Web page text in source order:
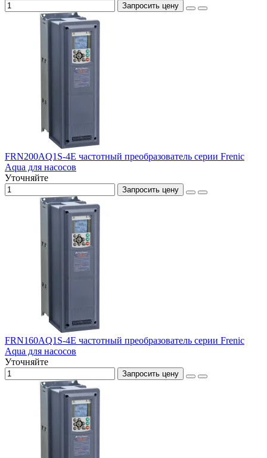
Запросить цену
FRN200AQ1S-4E частотный преобразователь серии Frenic
Aqua для насосов
Уточняйте
Запросить цену
FRN160AQ1S-4E частотный преобразователь серии Frenic
Aqua для насосов
Уточняйте
Запросить цену